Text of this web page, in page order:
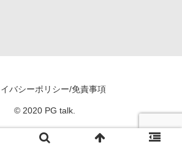
バシーポリシー/免責事項
© 2020 PG talk.